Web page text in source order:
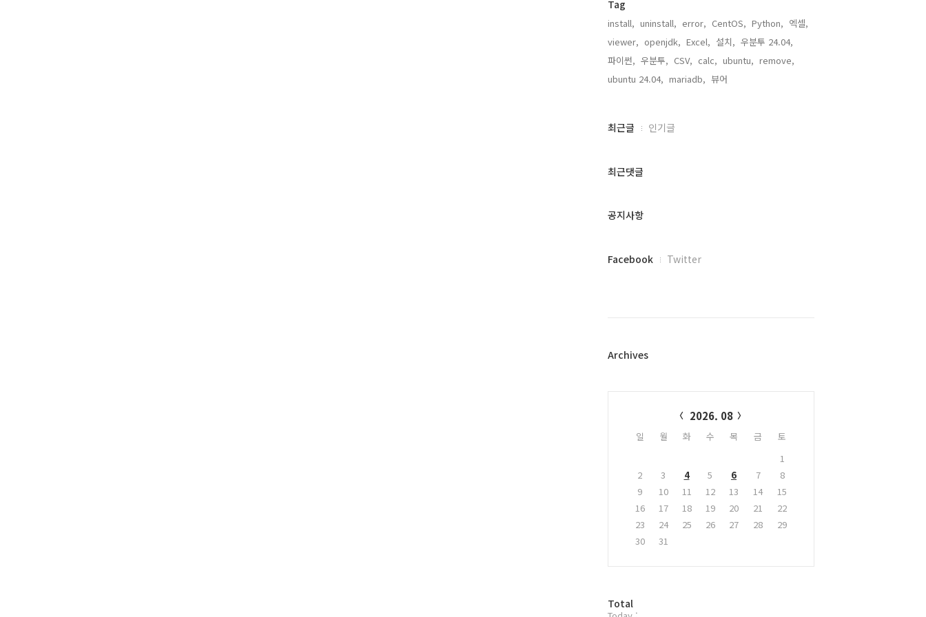
Tag
install, uninstall, error, CentOS, Python, 엑셀,
viewer, openjdk, Excel, 설치, 우분투 24.04,
파이썬, 우분투, CSV, calc, ubuntu, remove,
ubuntu 24.04, mariadb, 뷰어,
최
과
글
최근글 인기글
최근댓글
공지사항
페
플
Facebook Twitter
Archives
2026. 08
일 월 화 수 목 금
토
1
2
3 4 5 6 7
8
9
10 11 12 13 14
15
16
17 18 19 20 21
22
23
24 25 26 27 28
29
30
31
방
Total